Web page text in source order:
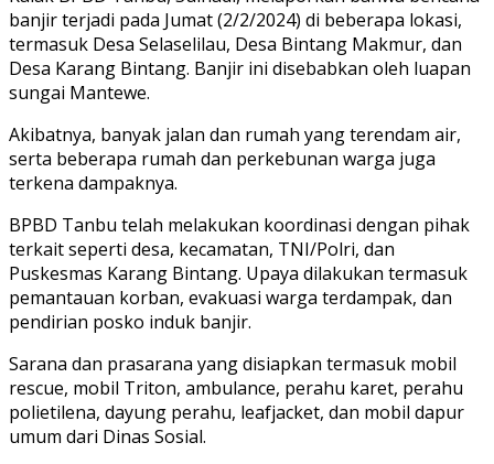
banjir terjadi pada Jumat (2/2/2024) di beberapa lokasi,
termasuk Desa Selaselilau, Desa Bintang Makmur, dan
Desa Karang Bintang. Banjir ini disebabkan oleh luapan
sungai Mantewe.
Akibatnya, banyak jalan dan rumah yang terendam air,
serta beberapa rumah dan perkebunan warga juga
terkena dampaknya.
BPBD Tanbu telah melakukan koordinasi dengan pihak
terkait seperti desa, kecamatan, TNI/Polri, dan
Puskesmas Karang Bintang. Upaya dilakukan termasuk
pemantauan korban, evakuasi warga terdampak, dan
pendirian posko induk banjir.
Sarana dan prasarana yang disiapkan termasuk mobil
rescue, mobil Triton, ambulance, perahu karet, perahu
polietilena, dayung perahu, leafjacket, dan mobil dapur
umum dari Dinas Sosial.